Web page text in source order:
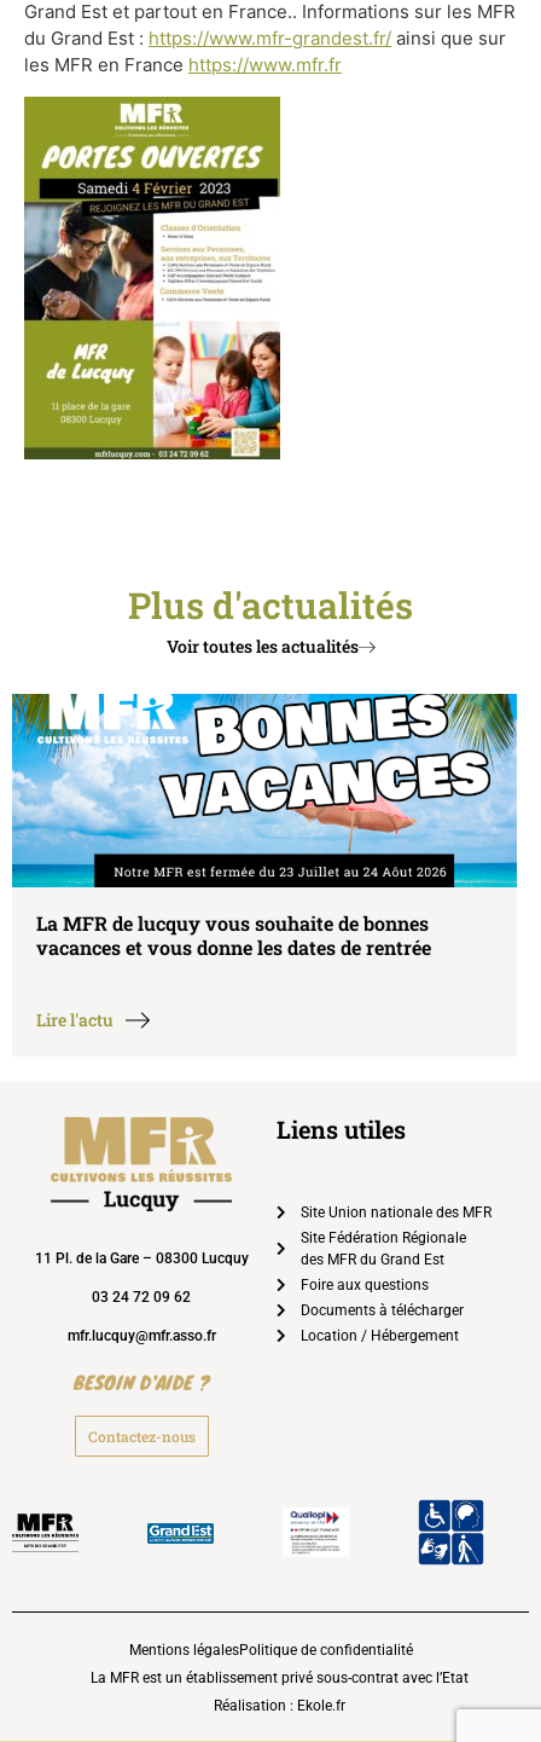
Grand Est et partout en France.. Informations sur les MFR
du Grand Est : https://www.mfr-grandest.fr/ ainsi que sur
les MFR en France https://www.mfr.fr
Plus d'actualités
Voir toutes les actualités
MFR de lucquy vous souhaite de bonnes
et vous donne les dates de rentrée
l'actu
11 Pl. de la Gare – 08300 Lucquy
03 24 72 09 62
mfr.lucquy@mfr.asso.fr
BESOIN D'AIDE ?
Contactez-nous
Liens utiles
Site Union nationale des MFR
Site Fédération Régionale
des MFR du Grand Est
Foire aux questions
Documents à télécharger
Location / Hébergement
Mentions légalesPolitique de confidentialité
La MFR est un établissement privé sous-contrat avec l’Etat
Réalisation : Ekole.fr